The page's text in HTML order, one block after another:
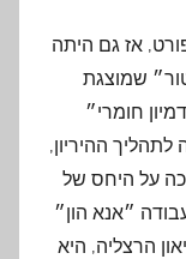
אז גם היתה
שמוצגת
חומרי״
ההיריון,
על היחס של
״אנא הון״
הרצליה, היא